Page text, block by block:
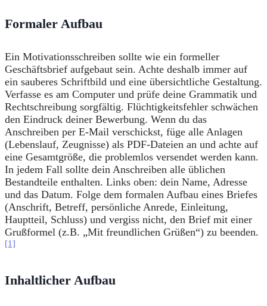
Formaler Aufbau
Ein Motivationsschreiben sollte wie ein formeller
Geschäftsbrief aufgebaut sein. Achte deshalb immer auf
ein sauberes Schriftbild und eine übersichtliche Gestaltung.
Verfasse es am Computer und prüfe deine Grammatik und
Rechtschreibung sorgfältig. Flüchtigkeitsfehler schwächen
den Eindruck deiner Bewerbung. Wenn du das
Anschreiben per E-Mail verschickst, füge alle Anlagen
(Lebenslauf, Zeugnisse) als PDF-Dateien an und achte auf
eine Gesamtgröße, die problemlos versendet werden kann.
In jedem Fall sollte dein Anschreiben alle üblichen
Bestandteile enthalten. Links oben: dein Name, Adresse
und das Datum. Folge dem formalen Aufbau eines Briefes
(Anschrift, Betreff, persönliche Anrede, Einleitung,
Hauptteil, Schluss) und vergiss nicht, den Brief mit einer
Grußformel (z.B. „Mit freundlichen Grüßen“) zu beenden.
[1]
Inhaltlicher Aufbau